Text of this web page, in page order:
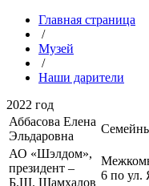
Главная страница
/
Музей
/
Наши дарители
2022 год
Аббасова Елена
Эльдаровна
АО «Шэлдом»,
президент –
Б.Ш. Шамхалов
6 по ул.